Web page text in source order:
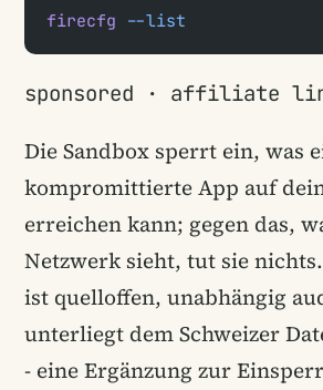
firecfg --list
sponsored · affiliate
Die Sandbox sperrt ein, was
kompromittierte App auf
erreichen kann; gegen das,
Netzwerk sieht, tut sie
ist quelloffen, unabhängig
unterliegt dem Schweizer
- eine Ergänzung zur